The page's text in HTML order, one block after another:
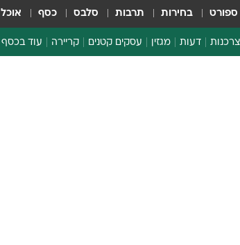
ספורט בחירות תרבות סלבס כסף אוכל
צרכנות דעות מגזין עסקים קטנים קריירה עוד בכסף